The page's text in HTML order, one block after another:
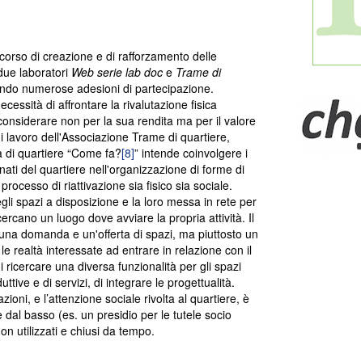
di creazione e di rafforzamento delle
laboratori Web serie lab doc e Trame di
numerose adesioni di partecipazione.
di affrontare la rivalutazione fisica
non per la sua rendita ma per il valore
dell'Associazione Trame di quartiere,
quartiere “Come fa?[8]” intende coinvolgere i
del quartiere nell'organizzazione di forme di
di riattivazione sia fisico sia sociale.
spazi a disposizione e la loro messa in rete per
un luogo dove avviare la propria attività. Il
domanda e un'offerta di spazi, ma piuttosto un
realtà interessate ad entrare in relazione con il
una diversa funzionalità per gli spazi
e di servizi, di integrare le progettualità.
e l’attenzione sociale rivolta al quartiere, è
basso (es. un presidio per le tutele socio
utilizzati e chiusi da tempo.